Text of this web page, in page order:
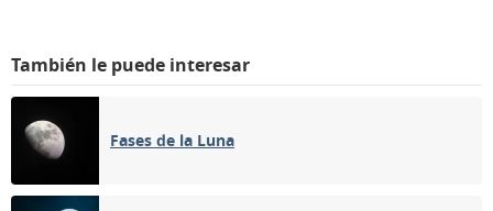
También le puede interesar
Fases de la Luna